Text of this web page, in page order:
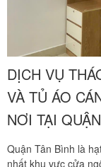
DỊCH VỤ
VÀ TỦ ÁO
NƠI TẠI
Quận Tân Bình là
nhất khu vực cửa